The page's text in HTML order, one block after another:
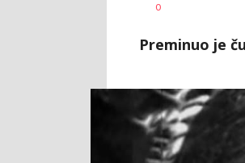
AUTOR
0
Preminuo je